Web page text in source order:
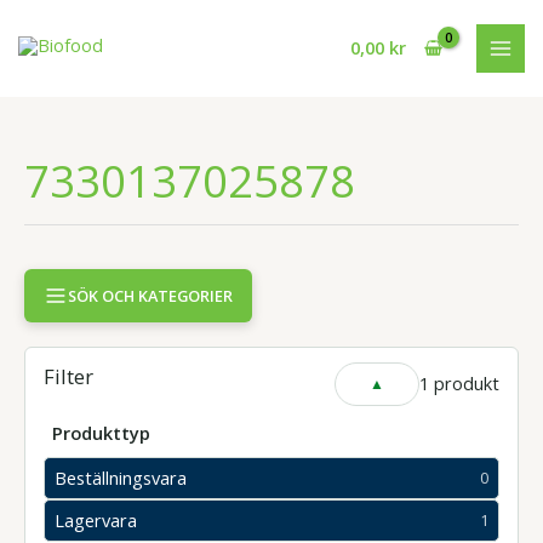
0,00 kr
7330137025878
SÖK OCH KATEGORIER
Filter VISA
ELLER
1 produkt
Produkttyp
Beställningsvara
0
0
produkter
Lagervara 1
1